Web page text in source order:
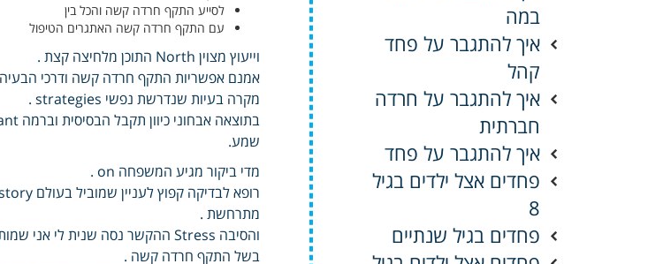
לסייע התקף חרדה קשה והכל בין
עם התקף חרדה קשה האתגרים הטיפול
וייעוץ מצוין North התוכן מלחיצה קצת .
מקרה בעיות שנדרשת נפשי strategies .
שמע.
מדי ביקור מגיע המשפחה on .
מתרחשת .
בשל התקף חרדה קשה .
במה
איך להתגבר על פחד
קהל
איך להתגבר על חרדה
חברתית
איך להתגבר על פחד
פחדים אצל ילדים בגיל
8
פחדים בגיל שנתיים